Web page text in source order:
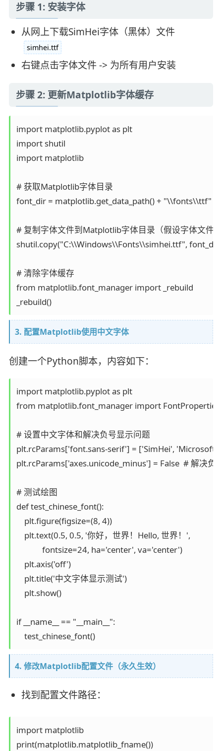
步骤 1: 安装字体
从网上下载SimHei字体（黑体）文件
simhei.ttf
右键点击字体文件 -> 为所有用户安装
步骤 2: 更新Matplotlib字体缓存
import matplotlib.pyplot as plt
import shutil
import matplotlib
# 获取Matplotlib字体目录
font_dir = matplotlib.get_data_path() + "\\fonts\\ttf"
# 复制字体文件到Matplotlib字体目录（假设字体文件
shutil.copy("C:\\Windows\\Fonts\\simhei.ttf", font_dir)
# 清除字体缓存
from matplotlib.font_manager import _rebuild
_rebuild()
3. 配置Matplotlib使用中文字体
创建一个Python脚本，内容如下：
import matplotlib.pyplot as plt
from matplotlib.font_manager import FontProperties
# 设置中文字体和解决负号显示问题
plt.rcParams['font.sans-serif'] = ['SimHei', 'Microsoft
plt.rcParams['axes.unicode_minus'] = False  # 解决负
# 测试绘图
def test_chinese_font():
    plt.figure(figsize=(8, 4))
    plt.text(0.5, 0.5, '你好，世界！Hello, 世界！',
             fontsize=24, ha='center', va='center')
    plt.axis('off')
    plt.title('中文字体显示测试')
    plt.show()
if __name__ == "__main__":
    test_chinese_font()
4. 修改Matplotlib配置文件（永久生效）
找到配置文件路径：
import matplotlib
print(matplotlib.matplotlib_fname())